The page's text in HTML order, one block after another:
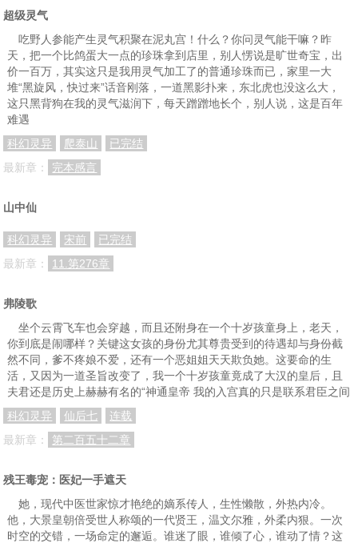
超级灵气
吃野人参能产生灵气积聚在泥丸宫！什么？你问灵气能干嘛？昨
天，把一个比鸽蛋大一点的珍珠拿到店里，别人愣说是旷世奇宝，出
价一百万，其实这只是我用灵气加工了的普通珍珠而已，家里一大
堆“黑旋风，快过来”话音刚落，一道黑影扑来，东北虎也没这么大，
这只黑背狗在我的灵气滋润下，每天蹭蹭地长个，别人说，这是百年
难遇
科幻灵异
爬泰山
已完结
最新章：
完本感言
山中仙
科幻灵异 宋前
已完结
最新章：
11.第276章
弗陵歌
坐个云霄飞车也会穿越，而且还附身在一个十岁孩童身上，老天，
你到底是闹哪样？关键这女孩的身份尤其尊贵受到的待遇却与身份截
然不同，爹不疼娘不爱，还有一个恶姐姐天天欺负她。这要命的生
活，又因为一道圣旨改变了，我一个十岁孩童竟成了大汉的皇后，且
夫君还是历史上赫赫有名的“神通皇帝 我的入宫真的只是联系君臣之间
科幻灵异
仙后七
连载
最新章：
第二百五十二章
残王毒宠：医妃一手遮天
她，现代中医世家惊才艳绝的嫡系传人，生性懒散，外热内冷。
他，大景皇朝倍受世人称颂的一代贤王，温文尔雅，外柔内狠。一次
时空的交错，一场命定的邂逅。谁迷了眼，谁倾了心，谁动了情？这